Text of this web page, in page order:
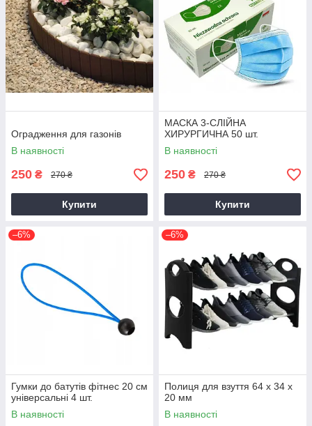
Оградження для газонів
В наявності
250 ₴ 270 ₴
Купити
МАСКА 3-СЛІЙНА
ХИРУРГИЧНА 50 шт.
В наявності
250 ₴ 270 ₴
Купити
–6%
Гумки до батутів фітнес 20 см
універсальні 4 шт.
В наявності
–6%
Полиця для взуття 64 х 34 х
20 мм
В наявності